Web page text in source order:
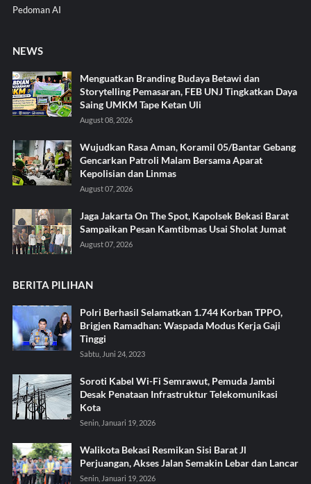
Pedoman AI
NEWS
Menguatkan Branding Budaya Betawi dan
Storytelling Pemasaran, FEB UNJ Tingkatkan Daya
Saing UMKM Tape Ketan Uli
August 08, 2026
Wujudkan Rasa Aman, Koramil 05/Bantar Gebang
Gencarkan Patroli Malam Bersama Aparat
Kepolisian dan Linmas
August 07, 2026
Jaga Jakarta On The Spot, Kapolsek Bekasi Barat
Sampaikan Pesan Kamtibmas Usai Sholat Jumat
August 07, 2026
BERITA PILIHAN
Polri Berhasil Selamatkan 1.744 Korban TPPO,
Brigjen Ramadhan: Waspada Modus Kerja Gaji
Tinggi
Sabtu, Juni 24, 2023
Soroti Kabel Wi-Fi Semrawut, Pemuda Jambi
Desak Penataan Infrastruktur Telekomunikasi
Kota
Senin, Januari 19, 2026
Walikota Bekasi Resmikan Sisi Barat Jl
Perjuangan, Akses Jalan Semakin Lebar dan Lancar
Senin, Januari 19, 2026